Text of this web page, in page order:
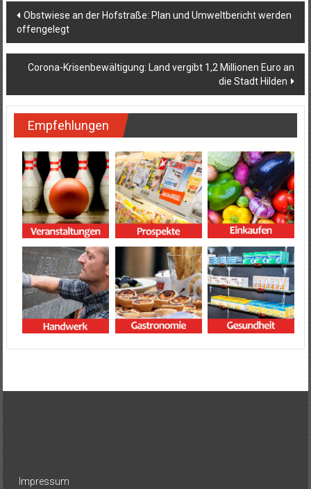
Beitragsnavigation
Obstwiese an der Hofstraße: Plan und Umweltbericht werden
offengelegt
Corona-Krisenbewältigung: Land vergibt 1,2 Millionen Euro an
die Stadt Hilden
Empfehlungen
Impressum